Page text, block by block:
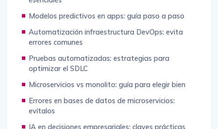
Modelos predictivos en apps: guía paso a paso
Automatización infraestructura DevOps: evita
errores comunes
Pruebas automatizadas: estrategias para
optimizar el SDLC
Microservicios vs monolito: guía para elegir bien
Errores en bases de datos de microservicios:
evítalos
IA en decisiones empresariales: claves prácticas